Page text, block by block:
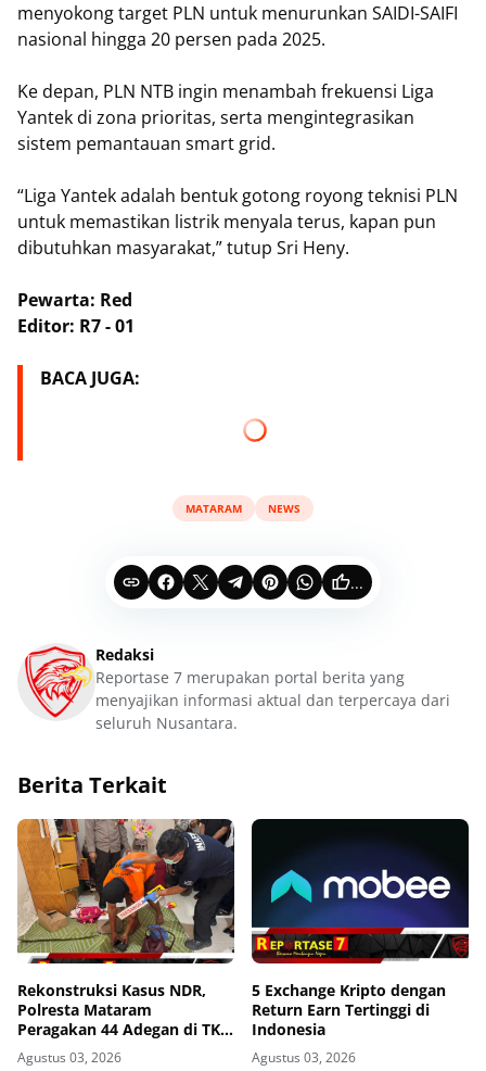
menyokong target PLN untuk menurunkan SAIDI-SAIFI
nasional hingga 20 persen pada 2025.
Ke depan, PLN NTB ingin menambah frekuensi Liga
Yantek di zona prioritas, serta mengintegrasikan
sistem pemantauan smart grid.
“Liga Yantek adalah bentuk gotong royong teknisi PLN
untuk memastikan listrik menyala terus, kapan pun
dibutuhkan masyarakat,” tutup Sri Heny.
Pewarta: Red
Editor: R7 - 01
BACA JUGA:
MATARAM NEWS
...
Redaksi
Reportase 7 merupakan portal berita yang
menyajikan informasi aktual dan terpercaya dari
seluruh Nusantara.
Berita Terkait
Rekonstruksi Kasus NDR,
Polresta Mataram
Peragakan 44 Adegan di TKP
Kos Gomong
Agustus 03, 2026
5 Exchange Kripto dengan
Return Earn Tertinggi di
Indonesia
Agustus 03, 2026